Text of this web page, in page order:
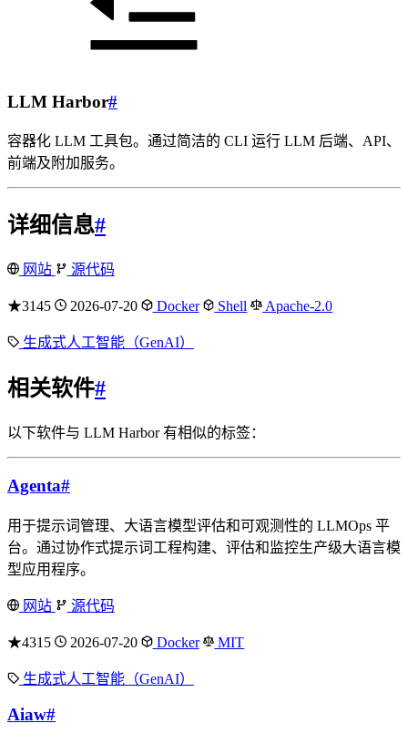
LLM Harbor#
容器化 LLM 工具包。通过简洁的 CLI 运行 LLM 后端、API、
前端及附加服务。
详细信息#
网站 源代码
★3145 2026-07-20 Docker Shell Apache-2.0
生成式人工智能（GenAI）
相关软件#
以下软件与 LLM Harbor 有相似的标签：
Agenta#
用于提示词管理、大语言模型评估和可观测性的 LLMOps 平
台。通过协作式提示词工程构建、评估和监控生产级大语言模
型应用程序。
网站 源代码
★4315 2026-07-20 Docker MIT
生成式人工智能（GenAI）
Aiaw#